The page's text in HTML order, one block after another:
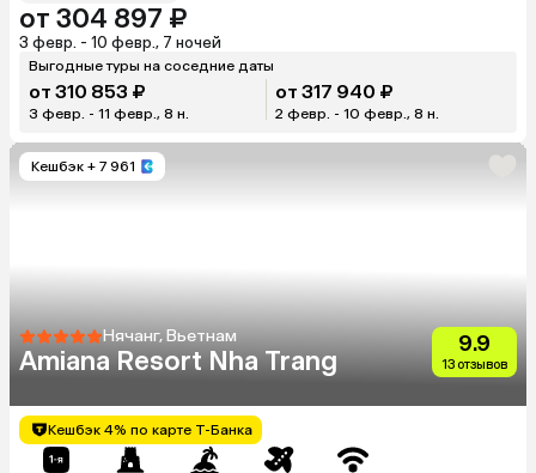
от 304 897 ₽
3 февр. - 10 февр., 7 ночей
Выгодные туры на соседние даты
от 310 853 ₽
3 февр. - 11 февр., 8 н.
от 317 940 ₽
2 февр. - 10 февр., 8 н.
Кешбэк + 7 961
Нячанг, Вьетнам
Amiana Resort Nha Trang
9.9
13 отзывов
Кешбэк 4% по карте Т-Банка